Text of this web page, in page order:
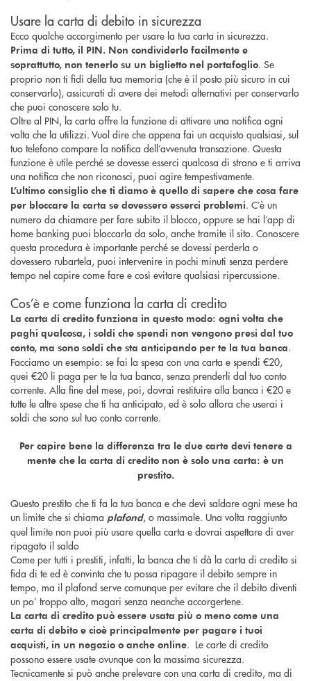
Usare la carta di debito in sicurezza
Ecco qualche accorgimento per usare la tua carta in sicurezza.
Prima di tutto, il PIN. Non condividerlo facilmente e
soprattutto, non tenerlo su un biglietto nel portafoglio. Se
proprio non ti fidi della tua memoria (che è il posto più sicuro in cui
conservarlo), assicurati di avere dei metodi alternativi per conservarlo
che puoi conoscere solo tu.
Oltre al PIN, la carta offre la funzione di attivare una notifica ogni
volta che la utilizzi. Vuol dire che appena fai un acquisto qualsiasi, sul
tuo telefono compare la notifica dell’avvenuta transazione. Questa
funzione è utile perché se dovesse esserci qualcosa di strano e ti arriva
una notifica che non riconosci, puoi agire tempestivamente.
L’ultimo consiglio che ti diamo è quello di sapere che cosa fare
per bloccare la carta se dovessero esserci problemi. C’è un
numero da chiamare per fare subito il blocco, oppure se hai l’app di
home banking puoi bloccarla da solo, anche tramite il sito. Conoscere
questa procedura è importante perché se dovessi perderla o
dovessero rubartela, puoi intervenire in pochi minuti senza perdere
tempo nel capire come fare e così evitare qualsiasi ripercussione.
Cos’è e come funziona la carta di credito
La carta di credito funziona in questo modo: ogni volta che
paghi qualcosa, i soldi che spendi non vengono presi dal tuo
conto, ma sono soldi che sta anticipando per te la tua banca.
Facciamo un esempio: se fai la spesa con una carta e spendi €20,
quei €20 li paga per te la tua banca, senza prenderli dal tuo conto
corrente. Alla fine del mese, poi, dovrai restituire alla banca i €20 e
tutte le altre spese che ti ha anticipato, ed è solo allora che userai i
soldi che sono sul tuo conto corrente.
Per capire bene la differenza tra le due carte devi tenere a
mente che la carta di credito non è solo una carta: è un
prestito.
Questo prestito che ti fa la tua banca e che devi saldare ogni mese ha
un limite che si chiama plafond, o massimale. Una volta raggiunto
quel limite non puoi più usare quella carta e dovrai aspettare di aver
ripagato il saldo
Come per tutti i prestiti, infatti, la banca che ti dà la carta di credito si
fida di te ed è convinta che tu possa ripagare il debito sempre in
tempo, ma il plafond serve comunque per evitare che il debito diventi
un po’ troppo alto, magari senza neanche accorgertene.
La carta di credito può essere usata più o meno come una
carta di debito e cioè principalmente per pagare i tuoi
acquisti, in un negozio o anche online. Le carte di credito
possono essere usate ovunque con la massima sicurezza.
Tecnicamente si può anche prelevare con una carta di credito, ma di